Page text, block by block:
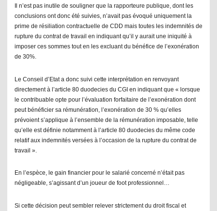
Il n’est pas inutile de souligner que la rapporteure publique, dont les
conclusions ont donc été suivies, n’avait pas évoqué uniquement la
prime de résiliation contractuelle de CDD mais toutes les indemnités de
rupture du contrat de travail en indiquant qu’il y aurait une iniquité à
imposer ces sommes tout en les excluant du bénéfice de l’exonération
de 30%.
Le Conseil d’Etat a donc suivi cette interprétation en renvoyant
directement à l’article 80 duodecies du CGI en indiquant que « lorsque
le contribuable opte pour l’évaluation forfaitaire de l’exonération dont
peut bénéficier sa rémunération, l’exonération de 30 % qu’elles
prévoient s’applique à l’ensemble de la rémunération imposable, telle
qu’elle est définie notamment à l’article 80 duodecies du même code
relatif aux indemnités versées à l’occasion de la rupture du contrat de
travail ».
En l’espèce, le gain financier pour le salarié concerné n’était pas
négligeable, s’agissant d’un joueur de foot professionnel…
Si cette décision peut sembler relever strictement du droit fiscal et